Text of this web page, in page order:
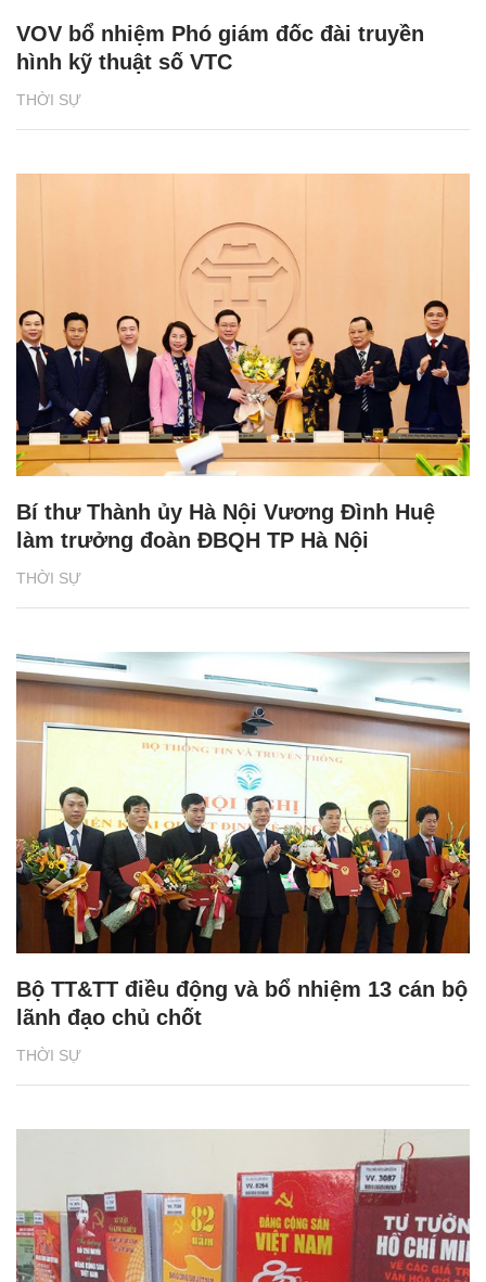
THỜI SỰ
VOV bổ nhiệm Phó giám đốc đài truyền
hình kỹ thuật số VTC
THỜI SỰ
Bí thư Thành ủy Hà Nội Vương Đình Huệ
làm trưởng đoàn ĐBQH TP Hà Nội
THỜI SỰ
Bộ TT&TT điều động và bổ nhiệm 13 cán bộ
lãnh đạo chủ chốt